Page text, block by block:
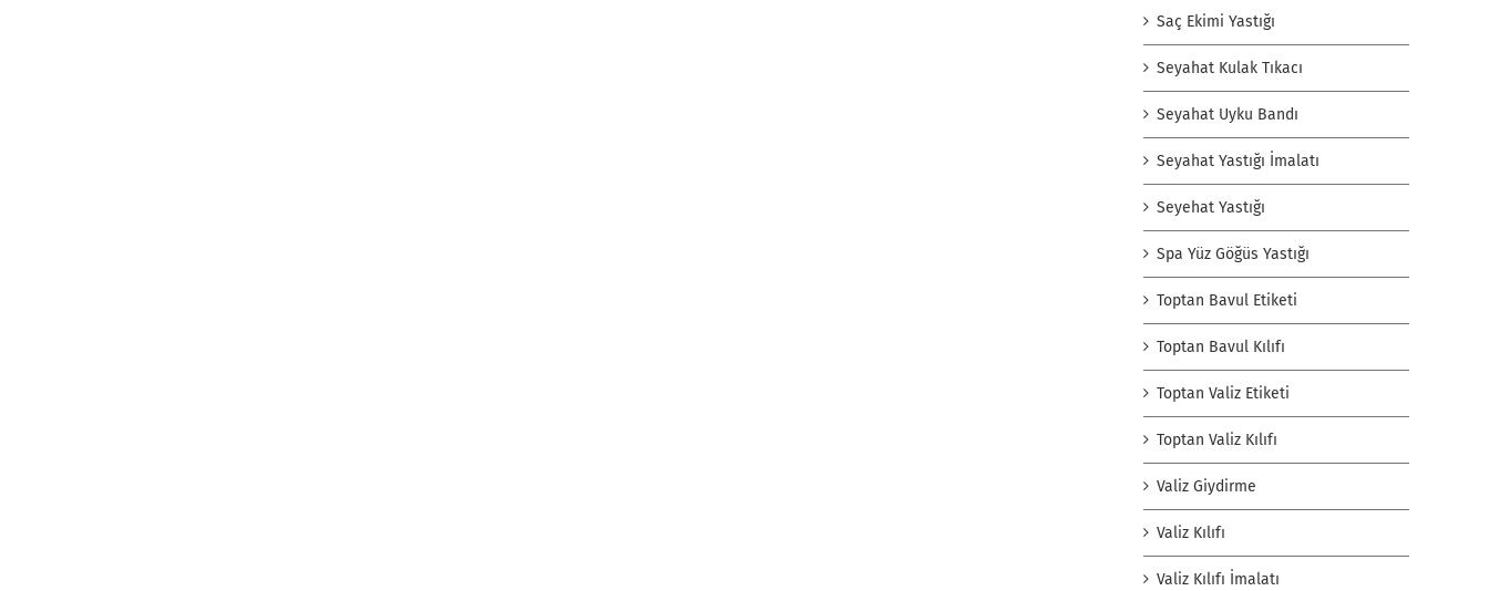
Saç Ekimi Yastığı
Seyahat Kulak Tıkacı
Seyahat Uyku Bandı
Seyahat Yastığı İmalatı
Seyehat Yastığı
Spa Yüz Göğüs Yastığı
Toptan Bavul Etiketi
Toptan Bavul Kılıfı
Toptan Valiz Etiketi
Toptan Valiz Kılıfı
Valiz Giydirme
Valiz Kılıfı
Valiz Kılıfı İmalatı